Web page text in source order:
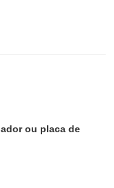
ou placa de